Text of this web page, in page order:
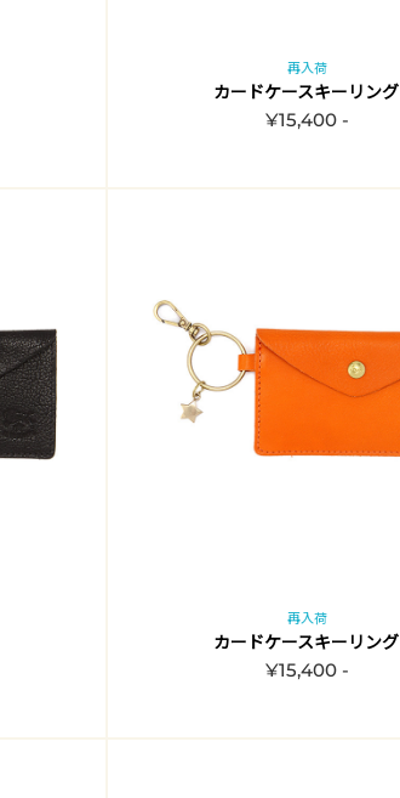
再入荷
カードケースキーリング
¥15,400 -
再入荷
カードケースキーリング
¥15,400 -